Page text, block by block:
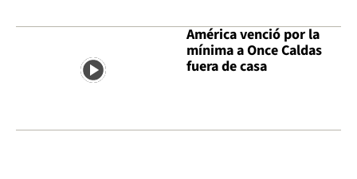
América venció por la
mínima a Once Caldas
fuera de casa